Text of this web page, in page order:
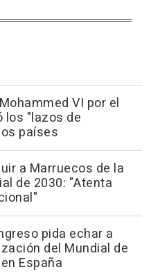
VI por el
los "lazos de
países
a Marruecos de la
de 2030: "Atenta
pida echar a
del Mundial de
España